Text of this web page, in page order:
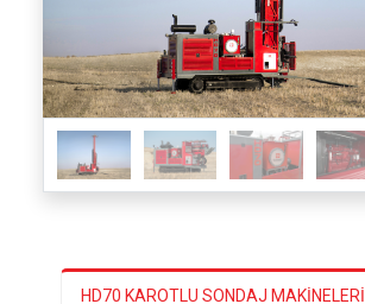
HD70 KAROTLU SONDAJ MAKİNELERİ